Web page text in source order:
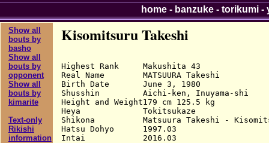
Show all
bouts by
basho
Show all
bouts by
opponent
Show all
bouts by
kimarite
Text-only
Rikishi
information
Kisomitsuru Takeshi
Highest Rank     Makushita 43
Real Name        MATSUURA Takeshi
Birth Date       June 3, 1980
Shusshin         Aichi-ken, Inuyama-shi
Height and Weight179 cm 125.5 kg
Heya             Tokitsukaze
Shikona          Matsuura Takeshi -
Hatsu Dohyo      1997.03
Intai            2016.03
home - banzuke - torikumi -